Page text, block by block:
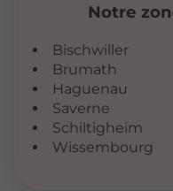
Notre
Bischwiller
Brumath
Haguenau
Saverne
Schiltigheim
Wissembourg